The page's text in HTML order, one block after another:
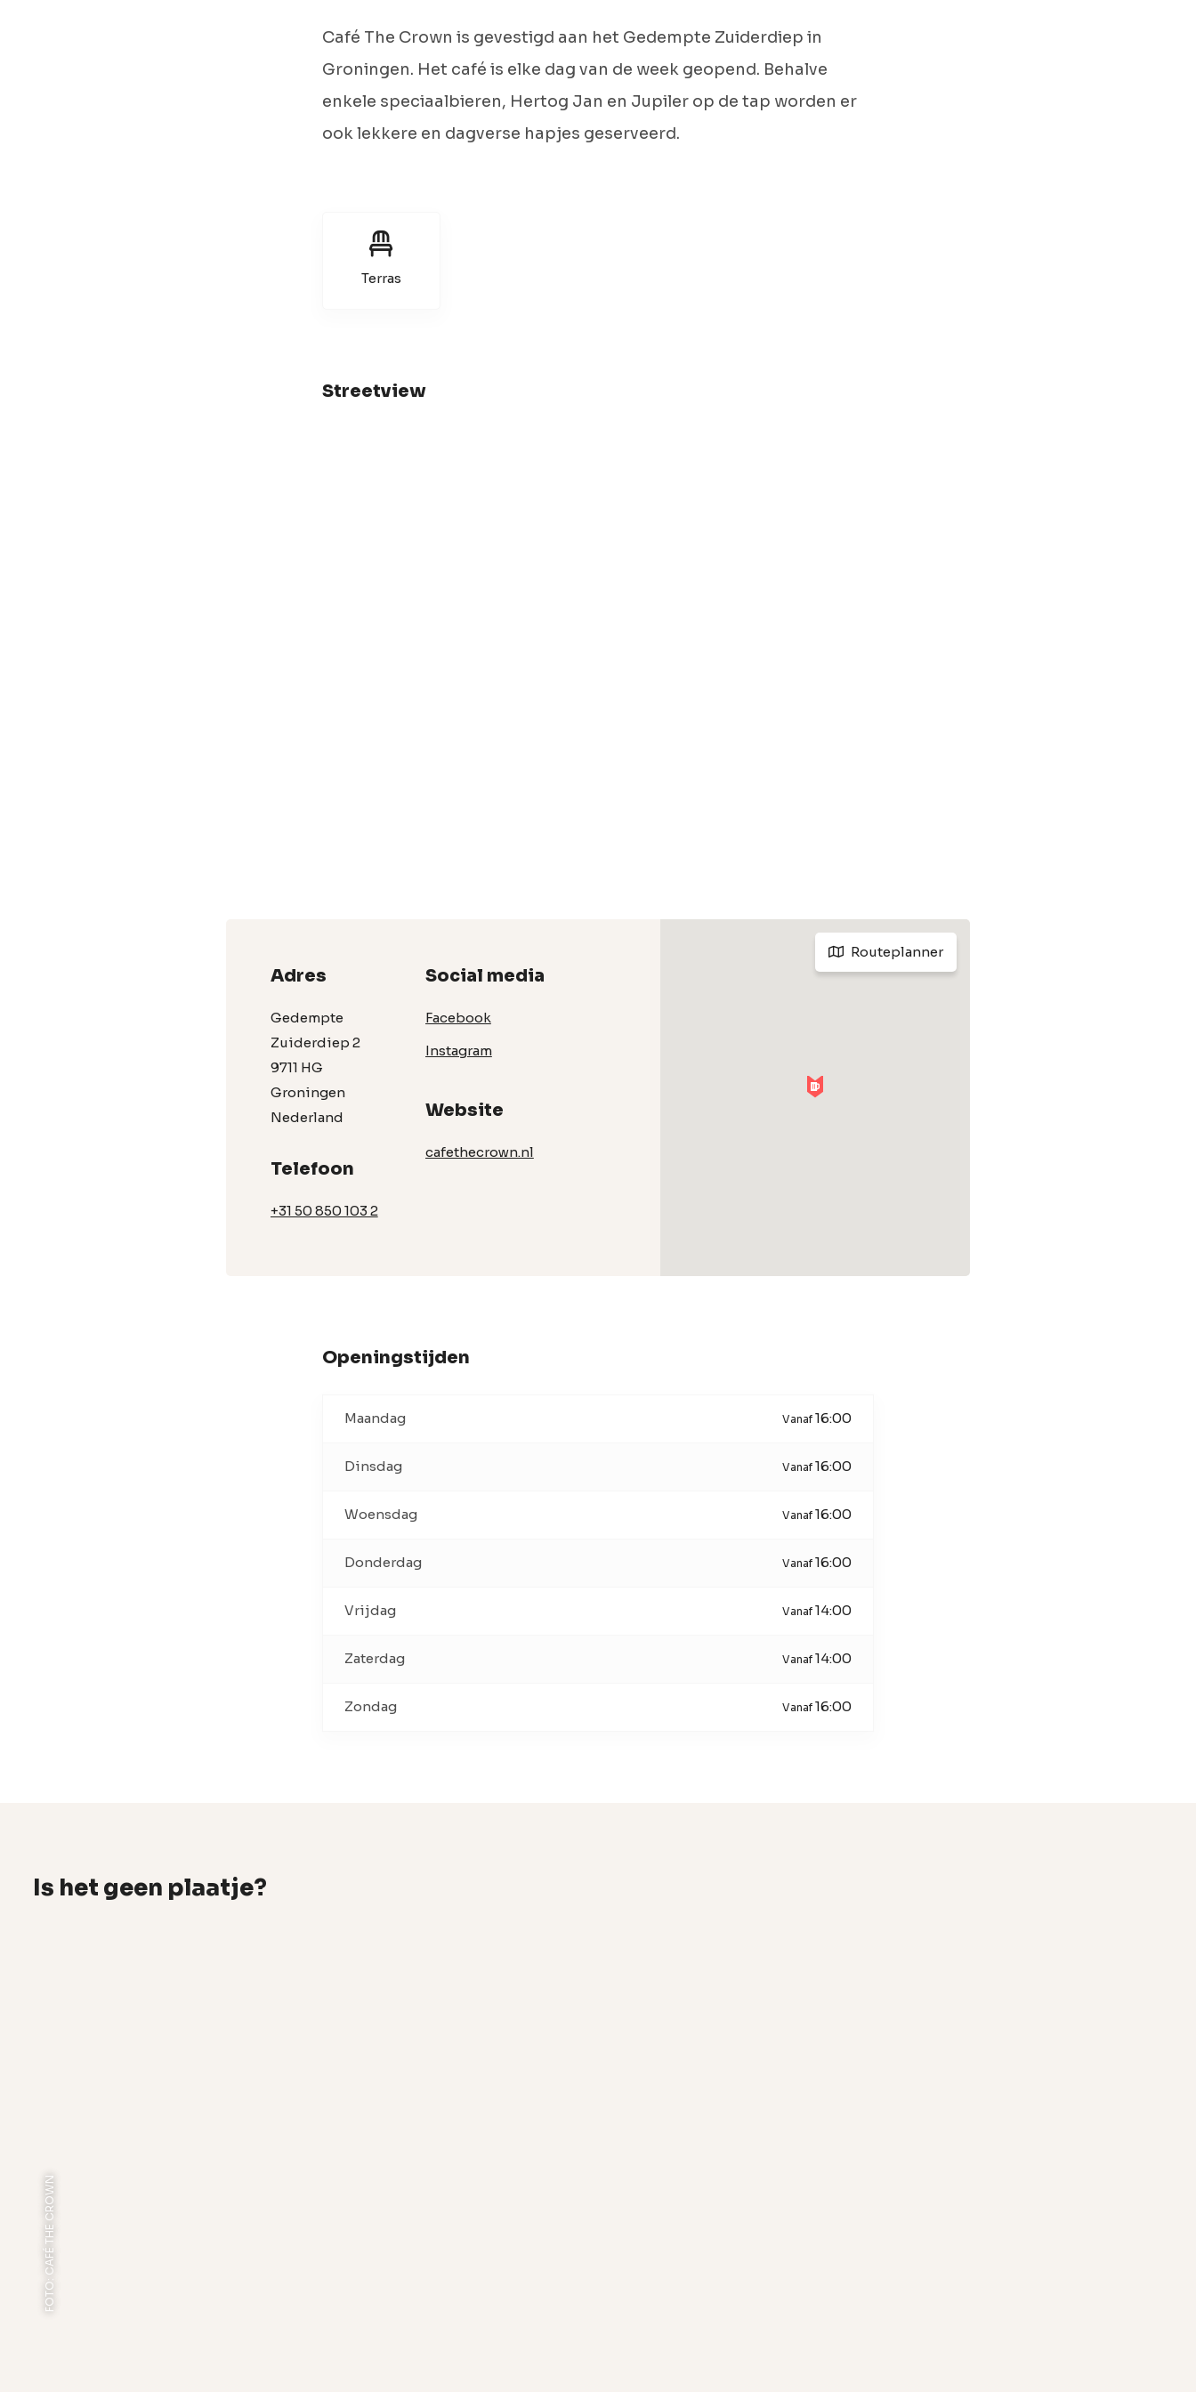
Café The Crown is gevestigd aan het Gedempte Zuiderdiep in
Groningen. Het café is elke dag van de week geopend. Behalve
enkele speciaalbieren, Hertog Jan en Jupiler op de tap worden er
ook lekkere en dagverse hapjes geserveerd.
Terras
Streetview
Routeplanner
Adres
Gedempte
Zuiderdiep 2
9711 HG
Groningen
Nederland
Telefoon
+31 50 850 103 2
Social media
Facebook
Instagram
Website
cafethecrown.nl
Openingstijden
Maandag Vanaf 16:00
Dinsdag Vanaf 16:00
Woensdag Vanaf 16:00
Donderdag Vanaf 16:00
Vrijdag Vanaf 14:00
Zaterdag Vanaf 14:00
Zondag Vanaf 16:00
Is het geen plaatje?
FOTO: CAFÉ THE CROWN